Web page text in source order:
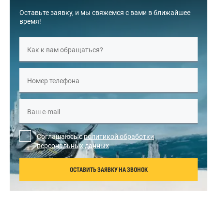
Оставьте заявку, и мы свяжемся с вами в ближайшее
время!
Как к вам обращаться?
Номер телефона
Ваш e-mail
Соглашаюсь сполитикой обработки
персональных данных
ОСТАВИТЬ ЗАЯВКУ НА ЗВОНОК